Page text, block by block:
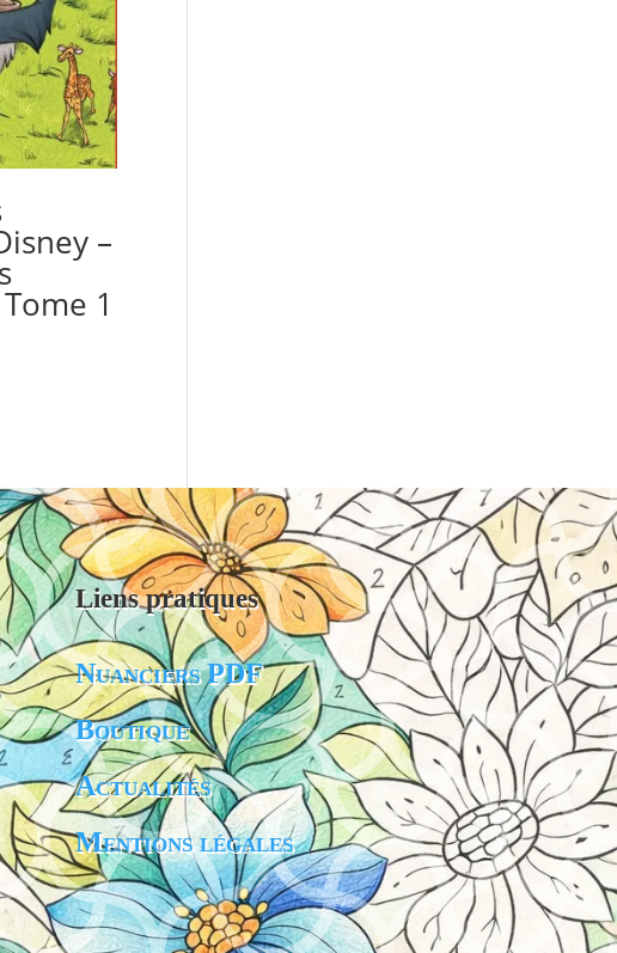
–
1
Liens pratiques
Nuanciers PDF
Boutique
Actualités
Mentions légales